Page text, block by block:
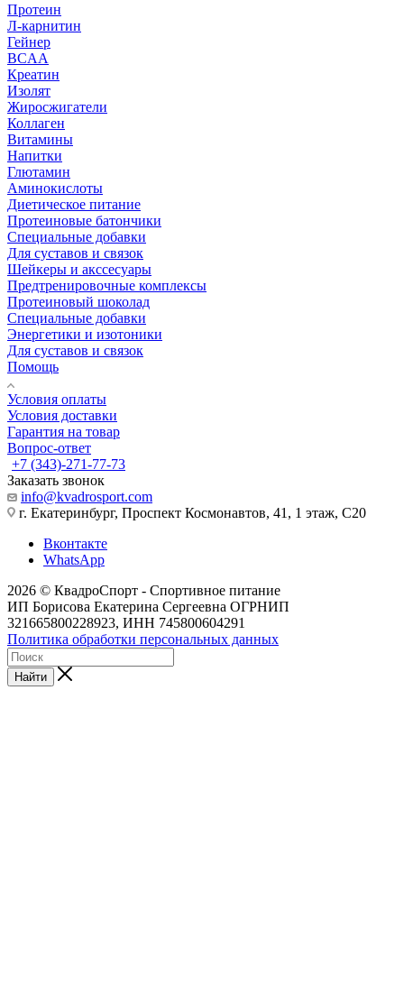
Протеин
Л-карнитин
Гейнер
BCAA
Креатин
Изолят
Жиросжигатели
Коллаген
Витамины
Напитки
Глютамин
Аминокислоты
Диетическое питание
Протеиновые батончики
Специальные добавки
Для суставов и связок
Шейкеры и акссесуары
Предтренировочные комплексы
Протеиновый шоколад
Специальные добавки
Энергетики и изотоники
Для суставов и связок
Помощь
Условия оплаты
Условия доставки
Гарантия на товар
Вопрос-ответ
+7 (343)-271-77-73
Заказать звонок
info@kvadrosport.com
г. Екатеринбург, Проспект Космонавтов, 41, 1 этаж, С20
Вконтакте
WhatsApp
2026 © КвадроСпорт - Спортивное питание
ИП Борисова Екатерина Сергеевна ОГРНИП
321665800228923, ИНН 745800604291
Политика обработки персональных данных
Найти